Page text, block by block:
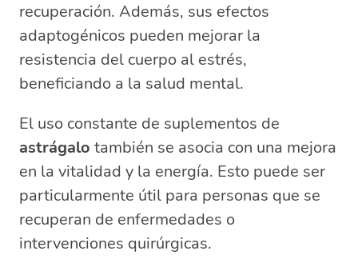
recuperación. Además, sus efectos
adaptogénicos pueden mejorar la
resistencia del cuerpo al estrés,
beneficiando a la salud mental.
El uso constante de suplementos de
astrágalo también se asocia con una mejora
en la vitalidad y la energía. Esto puede ser
particularmente útil para personas que se
recuperan de enfermedades o
intervenciones quirúrgicas.